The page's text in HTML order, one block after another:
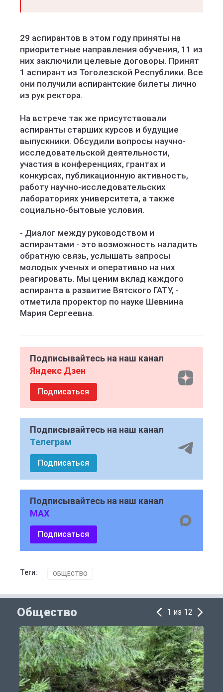
29 аспирантов в этом году приняты на
приоритетные направления обучения, 11 из
них заключили целевые договоры. Принят
1 аспирант из Тоголезской Республики. Все
они получили аспирантские билеты лично
из рук ректора.
На встрече так же присутствовали
аспиранты старших курсов и будущие
выпускники. Обсудили вопросы научно-
исследовательской деятельности,
участия в конференциях, грантах и
конкурсах, публикационную активность,
работу научно-исследовательских
лабораториях университета, а также
социально-бытовые условия.
- Диалог между руководством и
аспирантами - это возможность наладить
обратную связь, услышать запросы
молодых ученых и оперативно на них
реагировать. Мы ценим вклад каждого
аспиранта в развитие Вятского ГАТУ, -
отметила проректор по науке Шевнина
Мария Сергеевна.
Подписывайтесь на наш канал
Яндекс Дзен
Подписаться
Подписывайтесь на наш канал
Телеграм
Подписаться
Подписывайтесь на наш канал
MAX
Подписаться
Теги: ОБЩЕСТВО
Общество 1 из 12